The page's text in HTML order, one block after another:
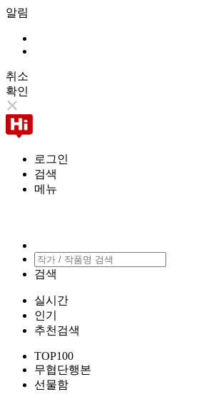
알림
취소
확인
로그인
검색
메뉴
검색
실시간
인기
추천검색
TOP100
무협단행본
선물함